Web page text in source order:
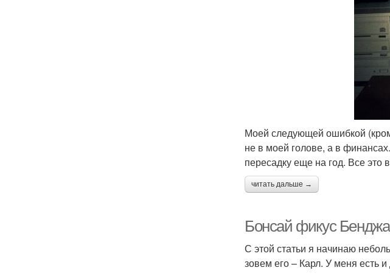
Моей следующей ошибкой
не в моей голове, а в
пересадку еще на год. Все это
читать дальше →
Бонсай фикус
С этой статьи я начинаю
зовем его – Карл. У меня есть